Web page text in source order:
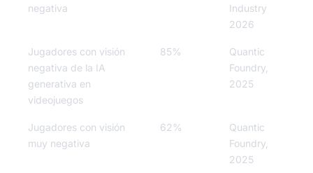
negativa
Industry
2026
Jugadores con visión
negativa de la IA
generativa en
videojuegos
85%
Quantic
Foundry,
2025
Jugadores con visión
muy negativa
62%
Quantic
Foundry,
2025